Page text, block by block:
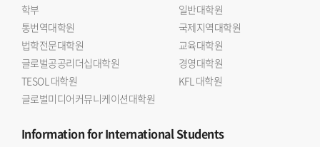
학부
일반대학원
통번역대학원
국제지역대학원
법학전문대학원
교육대학원
글로벌공공리더십대학원
경영대학원
TESOL 대학원
KFL 대학원
글로벌미디어커뮤니케이션대학원
Informationfor International Students